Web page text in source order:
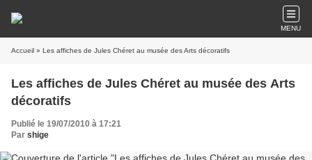
MENU
Accueil » Les affiches de Jules Chéret au musée des Arts décoratifs
Les affiches de Jules Chéret au musée des Arts
décoratifs
Publié le 19/07/2010 à 17:21
Par shige